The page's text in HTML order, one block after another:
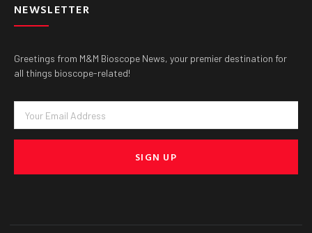
NEWSLETTER
Greetings from M&M Bioscope News, your premier destination for
all things bioscope-related!
Email
SIGN UP